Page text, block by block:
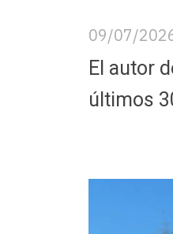
El autor
últimos
09/07/